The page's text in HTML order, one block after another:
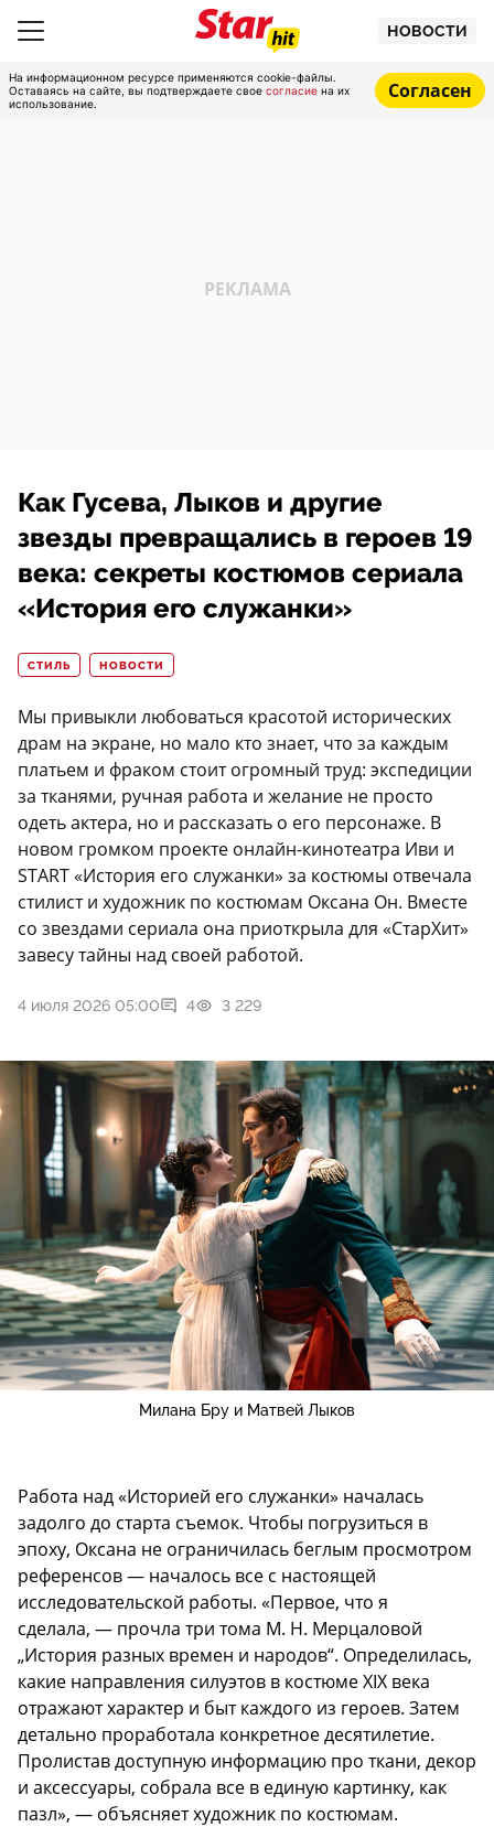
НОВОСТИ
На информационном ресурсе применяются cookie-файлы.
Оставаясь на сайте, вы подтверждаете свое согласие на их
использование.
Согласен
Как Гусева, Лыков и другие
звезды превращались в героев 19
века: секреты костюмов сериала
«История его служанки»
СТИЛЬ НОВОСТИ
Мы привыкли любоваться красотой исторических
драм на экране, но мало кто знает, что за каждым
платьем и фраком стоит огромный труд: экспедиции
за тканями, ручная работа и желание не просто
одеть актера, но и рассказать о его персонаже. В
новом громком проекте онлайн-кинотеатра Иви и
START «История его служанки» за костюмы отвечала
стилист и художник по костюмам Оксана Он. Вместе
со звездами сериала она приоткрыла для «СтарХит»
завесу тайны над своей работой.
4 июля 2026 05:00 4 3 229
Милана Бру и Матвей Лыков
Работа над «Историей его служанки» началась
задолго до старта съемок. Чтобы погрузиться в
эпоху, Оксана не ограничилась беглым просмотром
референсов — началось все с настоящей
исследовательской работы. «Первое, что я
сделала, — прочла три тома М. Н. Мерцаловой
„История разных времен и народов“. Определилась,
какие направления силуэтов в костюме XIX века
отражают характер и быт каждого из героев. Затем
детально проработала конкретное десятилетие.
Пролистав доступную информацию про ткани, декор
и аксессуары, собрала все в единую картинку, как
пазл», — объясняет художник по костюмам.